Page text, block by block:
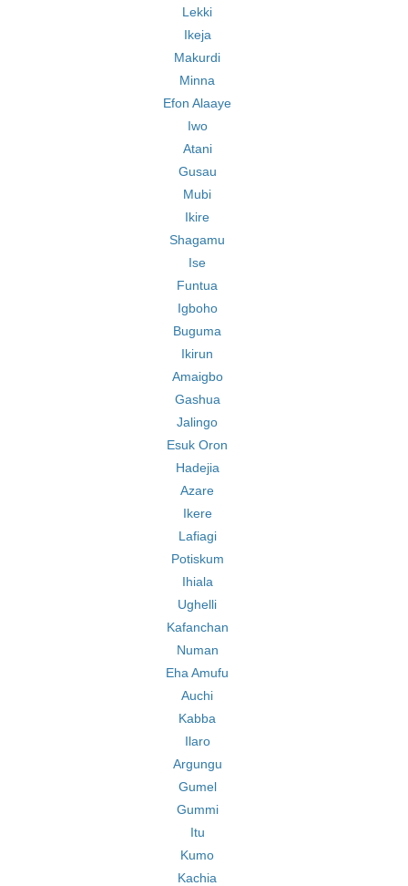
Lekki
Ikeja
Makurdi
Minna
Efon Alaaye
Iwo
Atani
Gusau
Mubi
Ikire
Shagamu
Ise
Funtua
Igboho
Buguma
Ikirun
Amaigbo
Gashua
Jalingo
Esuk Oron
Hadejia
Azare
Ikere
Lafiagi
Potiskum
Ihiala
Ughelli
Kafanchan
Numan
Eha Amufu
Auchi
Kabba
Ilaro
Argungu
Gumel
Gummi
Itu
Kumo
Kachia